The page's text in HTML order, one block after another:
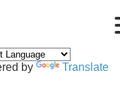
by Translate